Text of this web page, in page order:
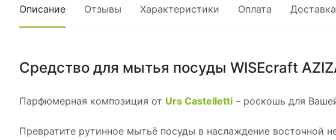
Описание Отзывы Характеристики Оплата Доставка
Средство для мытья посуды WISEcraft
Парфюмерная композиция от Urs Castelletti – роскошь для
Превратите рутинное мытьё посуды в наслаждение восточной